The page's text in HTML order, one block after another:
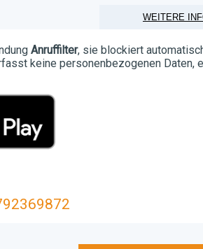
WEITERE
Anruffilter, sie blockiert
keine personenbezogenen